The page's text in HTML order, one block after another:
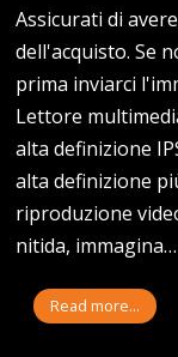
Assicurati di
dell'acquisto. Se
prima inviarci
Lettore
alta definizione
alta definizione
riproduzione
nitida, immagina…
Read more...